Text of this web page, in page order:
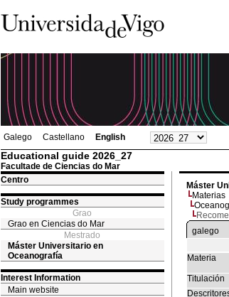
Galego Castellano English
Educational guide 2026_27
Facultade de Ciencias do Mar
Centro
Study programmes
Grao
Grao en Ciencias do Mar
Mestrado
Máster Universitario en
Oceanografía
Interest Information
Main website
Máster
Materias
galego
Materia
Titulación